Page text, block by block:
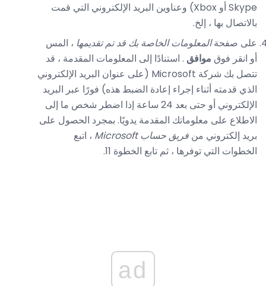
Skype أو Xbox) وعناوين البريد الإلكتروني التي قمت
بالاتصال بها ، إلخ.
على صفحةالمعلومات الخاصة بك قد تم تقديمها ، المس
أو انقر فوق موافق . استنادًا إلى المعلومات المقدمة ، قد
تتصل بك شركة Microsoft (على عنوان البريد الإلكتروني
الذي قدمته أثناء إجراء إعادة الضبط هذه) فورًا عبر البريد
الإلكتروني أو حتى بعد 24 ساعة إذا اضطر شخص ما إلى
الاطلاع على معلوماتك المقدمة يدويًا. بمجرد الحصول على
بريد إلكتروني من فريق حساب Microsoft
، اتبع
الخطوات التي توفرها ، ثم تابع الخطوة 11.
ad